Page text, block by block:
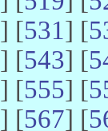
] [531] [
] [543] [
] [555] [
] [567] [